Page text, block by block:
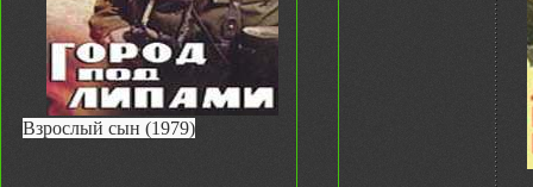
Взрослый сын (1979)